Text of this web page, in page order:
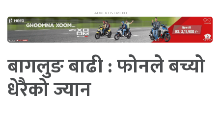
बागलुङ बाढी : फोनले बच्यो
धेरैको ज्यान